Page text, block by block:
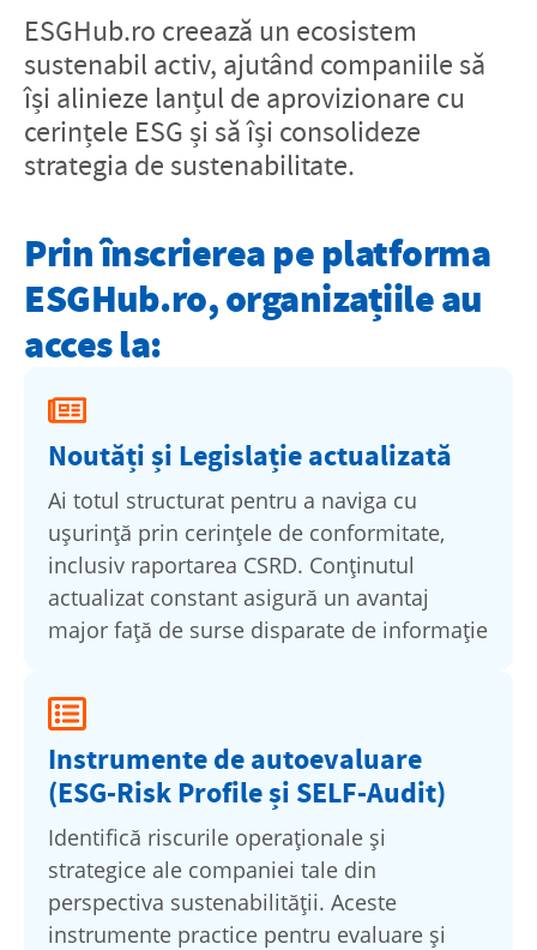
ESGHub.ro creează un ecosistem
sustenabil activ, ajutând companiile să
își alinieze lanțul de aprovizionare cu
cerințele ESG și să își consolideze
strategia de sustenabilitate.
Prin înscrierea pe platforma
ESGHub.ro, organizațiile au
acces la:
Noutăți și Legislație actualizată
Ai totul structurat pentru a naviga cu
ușurință prin cerințele de conformitate,
inclusiv raportarea CSRD. Conținutul
actualizat constant asigură un avantaj
major față de surse disparate de informație
Instrumente de autoevaluare
(ESG-Risk Profile și SELF-Audit)
Identifică riscurile operaționale și
strategice ale companiei tale din
perspectiva sustenabilității. Aceste
instrumente practice pentru evaluare și